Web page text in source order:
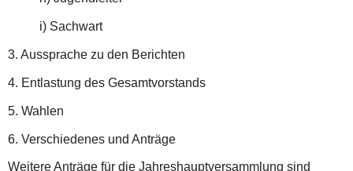
i) Sachwart
3. Aussprache zu den Berichten
4. Entlastung des Gesamtvorstands
5. Wahlen
6. Verschiedenes und Anträge
Weitere Anträge für die Jahreshauptversammlung sind